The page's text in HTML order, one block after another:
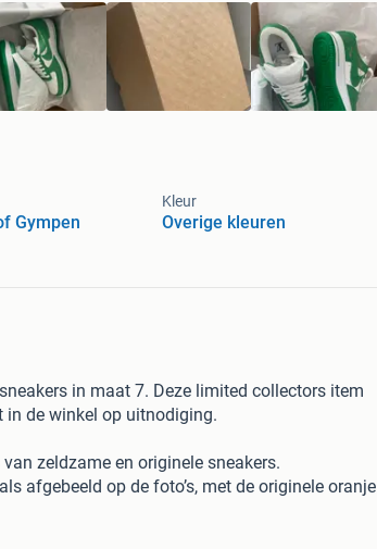
Gympen
Kleur
Overige kleuren
in maat 7. Deze limited collectors item
in de winkel op uitnodiging.
zeldzame en originele sneakers.
afgebeeld op de foto’s, met de originele oranje